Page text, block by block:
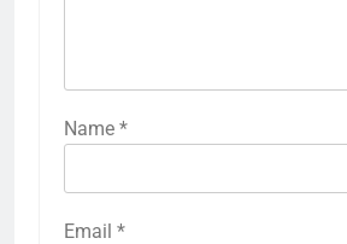
Name *
Email *